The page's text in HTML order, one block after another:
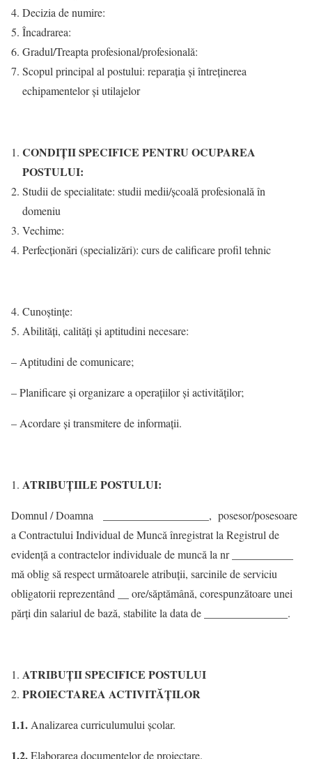
Decizia de numire:
Încadrarea:
Gradul/Treapta profesional/profesională:
Scopul principal al postului: reparația și întreținerea
echipamentelor și utilajelor
CONDIŢII SPECIFICE PENTRU OCUPAREA
POSTULUI:
Studii de specialitate: studii medii/școală profesională în
domeniu
Vechime:
Perfecţionări (specializări): curs de calificare profil tehnic
Cunoştinţe:
Abilităţi, calităţi şi aptitudini necesare:
– Aptitudini de comunicare;
– Planificare şi organizare a operaţiilor şi activităţilor;
– Acordare şi transmitere de informaţii.
ATRIBUŢIILE POSTULUI:
Domnul / Doamna ___________________, posesor/posesoare
a Contractului Individual de Muncă înregistrat la Registrul de
evidenţă a contractelor individuale de muncă la nr ___________
mă oblig să respect următoarele atribuții, sarcinile de serviciu
obligatorii reprezentând __ ore/săptămână, corespunzătoare unei
părţi din salariul de bază, stabilite la data de _______________.
ATRIBUŢII SPECIFICE POSTULUI
PROIECTAREA ACTIVITĂŢILOR
1.1. Analizarea curriculumului şcolar.
1.2.Elaborarea documentelor de proiectare.